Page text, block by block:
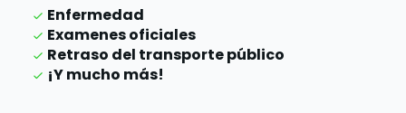
Enfermedad
Examenes oficiales
Retraso del transporte público
¡Y mucho más!